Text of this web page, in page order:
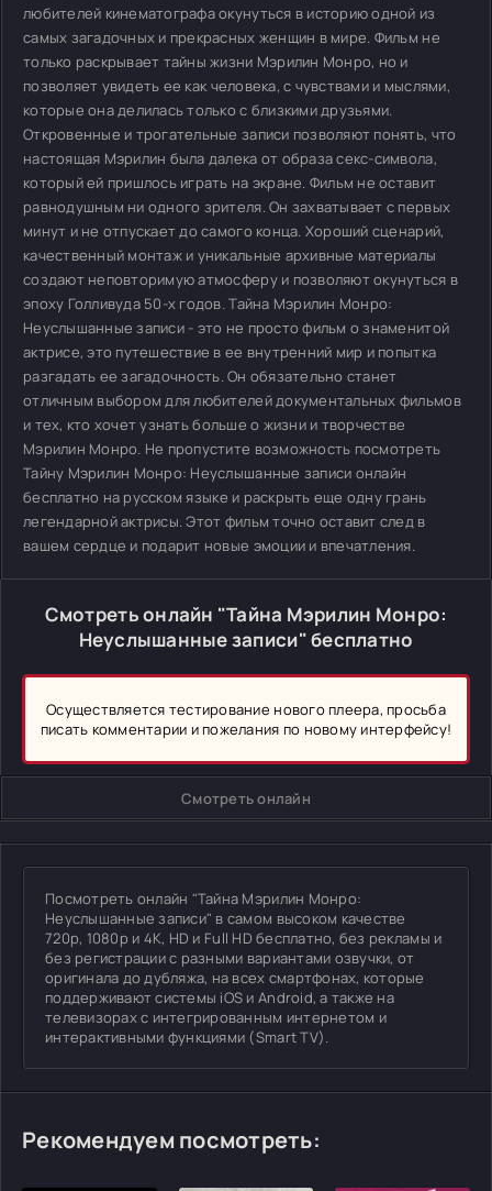
любителей кинематографа окунуться в историю одной из
самых загадочных и прекрасных женщин в мире. Фильм не
только раскрывает тайны жизни Мэрилин Монро, но и
позволяет увидеть ее как человека, с чувствами и мыслями,
которые она делилась только с близкими друзьями.
Откровенные и трогательные записи позволяют понять, что
настоящая Мэрилин была далека от образа секс-символа,
который ей пришлось играть на экране. Фильм не оставит
равнодушным ни одного зрителя. Он захватывает с первых
минут и не отпускает до самого конца. Хороший сценарий,
качественный монтаж и уникальные архивные материалы
создают неповторимую атмосферу и позволяют окунуться в
эпоху Голливуда 50-х годов. Тайна Мэрилин Монро:
Неуслышанные записи - это не просто фильм о знаменитой
актрисе, это путешествие в ее внутренний мир и попытка
разгадать ее загадочность. Он обязательно станет
отличным выбором для любителей документальных фильмов
и тех, кто хочет узнать больше о жизни и творчестве
Мэрилин Монро. Не пропустите возможность посмотреть
Тайну Мэрилин Монро: Неуслышанные записи онлайн
бесплатно на русском языке и раскрыть еще одну грань
легендарной актрисы. Этот фильм точно оставит след в
вашем сердце и подарит новые эмоции и впечатления.
Смотреть онлайн "Тайна Мэрилин Монро:
Неуслышанные записи" бесплатно
Осуществляется тестирование нового плеера, просьба
писать комментарии и пожелания по новому интерфейсу!
Смотреть онлайн
Посмотреть онлайн "Тайна Мэрилин Монро:
Неуслышанные записи" в самом высоком качестве
720p, 1080p и 4K, HD и Full HD бесплатно, без рекламы и
без регистрации с разными вариантами озвучки, от
оригинала до дубляжа, на всех смартфонах, которые
поддерживают системы iOS и Android, а также на
телевизорах с интегрированным интернетом и
интерактивными функциями (Smart TV).
Рекомендуем посмотреть: